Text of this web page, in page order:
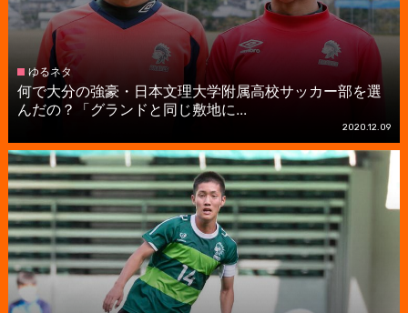
ゆるネタ
何で大分の強豪・日本文理大学附属高校サッカー部を選
んだの？「グランドと同じ敷地に...
2020.12.09